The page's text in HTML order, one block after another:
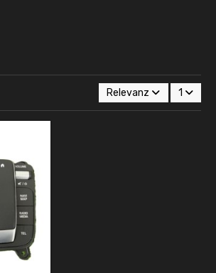
Relevanz 1